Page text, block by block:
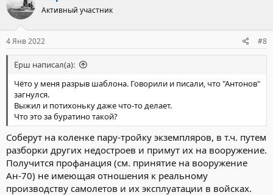
Активный участник
4 Янв 2022 #8
Ёрш написал(а):
Чёто у меня разрыв шаблона. Говорили и писали, что "Антонов"
загнулся.
Выжил и потихоньку даже что-то делает.
Что это за буратино такой?
Соберут на коленке пару-тройку экземпляров, в т.ч. путем
разборки других недостроев и примут их на вооружение.
Получится профанация (см. принятие на вооружение
Ан-70) не имеющая отношения к реальному
производству самолетов и их эксплуатации в войсках.